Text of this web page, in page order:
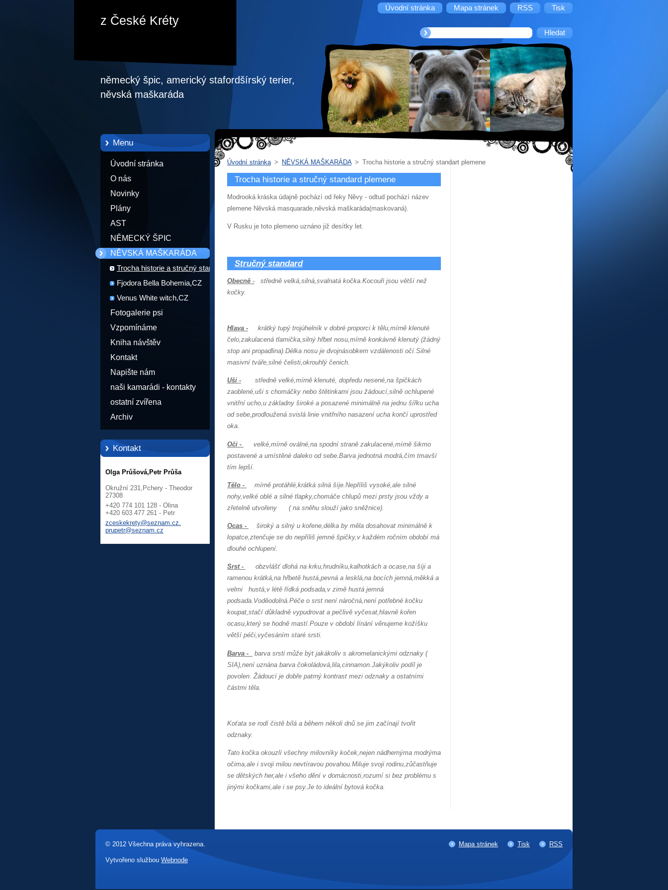
Úvodní stránka Mapa stránek RSS Tisk
z České Kréty
německý špic, americký stafordšírský terier,
něvská maškaráda
Menu
Úvodní stránka
O nás
Novinky
Plány
AST
NĚMECKÝ ŠPIC
NĚVSKÁ MAŠKARÁDA
Trocha historie a stručný standart
plemene
Fjodora Bella Bohemia,CZ
Venus White witch,CZ
Fotogalerie psi
Vzpomínáme
Kniha návštěv
Kontakt
Napište nám
naši kamarádi - kontakty
ostatní zvířena
Archiv
Kontakt
Olga Průšová,Petr Průša
Okružní 231,Pchery - Theodor
27308
+420 774 101 128 - Olina
+420 603 477 261 - Petr
zceskekrety@seznam.cz.
prupetr@seznam.cz
Úvodní stránka > NĚVSKÁ MAŠKARÁDA > Trocha historie a stručný standart plemene
Trocha historie a stručný standard plemene
Modrooká kráska údajně pochází od řeky Něvy - odtud pochází název
plemene Něvská masquarade,něvská maškaráda(maskovaná).
V Rusku je toto plemeno uznáno již desítky let.
Stručný standard
Obecně - středně velká,silná,svalnatá kočka.Kocouři jsou větší než
kočky.
Hlava - krátký tupý trojúhelník v dobré proporci k tělu,mírně klenuté
čelo,zakulacená tlamička,silný hřbet nosu,mírně konkávně klenutý (žádný
stop ani propadlina).Délka nosu je dvojnásobkem vzdálenosti očí.Silné
masivní tváře,silné čelisti,okrouhlý čenich.
Uši -
středně velké,mírně klenuté, dopředu nesené,na špičkách
zaoblené,uši s chomáčky nebo štětinkami jsou žádoucí,silně ochlupené
vnitřní ucho,u základny široké a posazené minimálně na jednu šířku ucha
od sebe,prodloužená svislá linie vnitřního nasazení ucha končí uprostřed
oka.
Oči -
velké,mírně oválné,na spodní straně zakulacené,mírně šikmo
postavené a umístěné daleko od sebe.Barva jednotná modrá,čím tmavší
tím lepší.
Tělo -
mírně protáhlé,krátká silná šíje.Nepříliš vysoké,ale silné
nohy,velké oblé a silné tlapky,chomáče chlupů mezi prsty jsou vždy a
zřetelně utvořeny ( na sněhu slouží jako sněžnice).
Ocas -
široký a silný u kořene,délka by měla dosahovat minimálně k
lopatce,ztenčuje se do nepříliš jemné špičky,v každém ročním období má
dlouhé ochlupení.
Srst -
obzvlášť dlohá na krku,hrudníku,kalhotkách a ocase,na šíji a
ramenou krátká,na hřbetě hustá,pevná a lesklá,na bocích jemná,měkká a
velmi hustá,v létě řídká podsada,v zimě hustá jemná
podsada.Voděodolná.Péče o srst není náročná,není potřebné kočku
koupat,stačí důkladně vypudrovat a pečlivě vyčesat,hlavně kořen
ocasu,který se hodně mastí.Pouze v období línání věnujeme kožíšku
větší péči,vyčesáním staré srsti.
Barva -
barva srsti může být jakákoliv s akromelanickými odznaky (
SIA),není uznána barva čokoládová,lila,cinnamon.Jakýkoliv podíl je
povolen. Žádoucí je dobře patrný kontrast mezi odznaky a ostatními
částmi těla.
Koťata se rodí čistě bílá a během několi dnů se jim začínají tvořit
odznaky.
Tato kočka okouzlí všechny milovníky koček,nejen nádhernýma modrýma
očima,ale i svoji milou nevtíravou povahou.Miluje svoji rodinu,zůčastňuje
se dětských her,ale i všeho dění v domácnosti,rozumí si bez problému s
jinými kočkami,ale i se psy.Je to ideální bytová kočka.
Mapa stránek Tisk RSS
© 2012 Všechna práva vyhrazena.
Vytvořeno službou Webnode